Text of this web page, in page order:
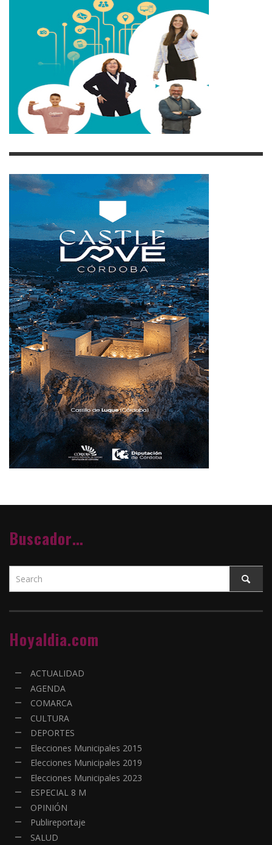
Buscador…
Hoyaldia.com
ACTUALIDAD
AGENDA
COMARCA
CULTURA
DEPORTES
Elecciones Municipales 2015
Elecciones Municipales 2019
Elecciones Municipales 2023
ESPECIAL 8 M
OPINIÓN
Publireportaje
SALUD